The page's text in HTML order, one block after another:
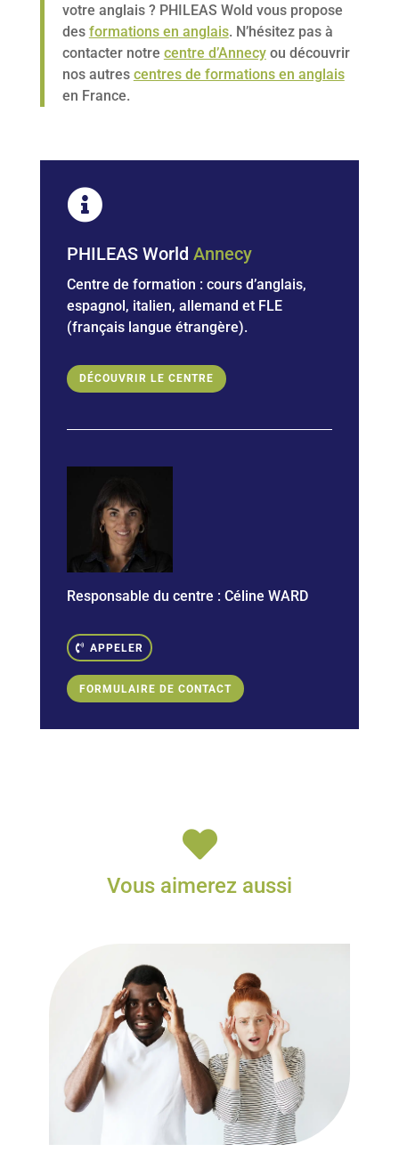
votre anglais ? PHILEAS Wold vous propose
des formations en anglais. N’hésitez pas à
contacter notre centre d’Annecyou découvrir
nos autres centres de formations en anglais
en France.

PHILEAS World Annecy
Centre de formation : cours d’anglais,
espagnol, italien, allemand et FLE
(français langue étrangère).
DÉCOUVRIR LE CENTRE
Responsable du centre : Céline WARD
APPELER
FORMULAIRE DE CONTACT

Vous aimerez aussi